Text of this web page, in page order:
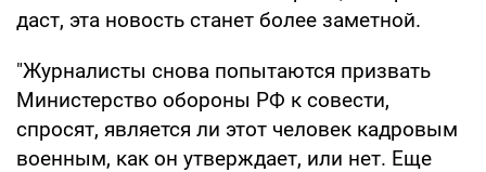
даст, эта новость станет более заметной.
"Журналисты снова попытаются призвать
Министерство обороны РФ к совести,
спросят, является ли этот человек кадровым
военным, как он утверждает, или нет. Еще